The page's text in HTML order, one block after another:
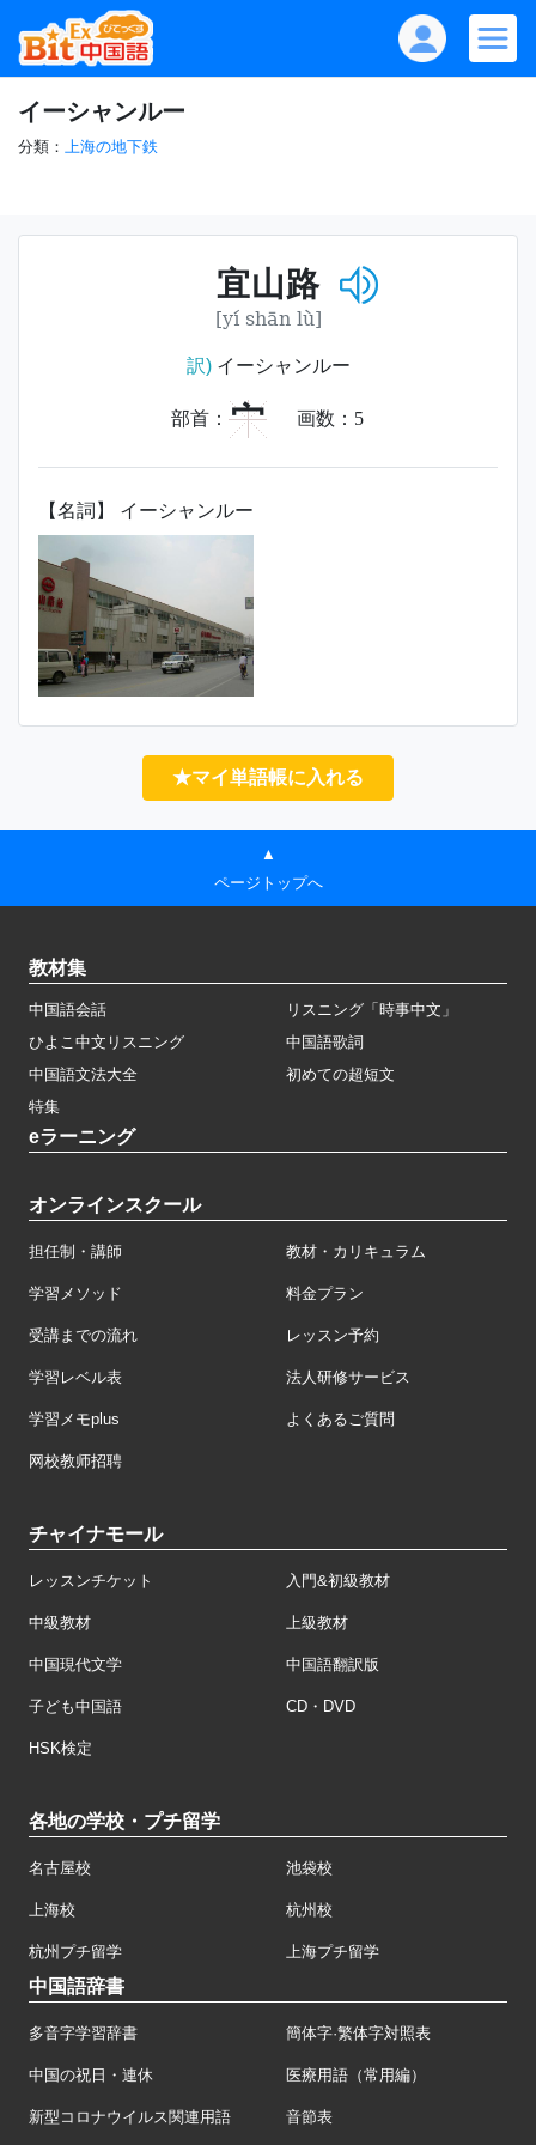
イーシャンルー
分類： 上海の地下鉄
宜山路
[yí shān lù]
訳)イーシャンルー
部首： 宀 画数： 5
【名詞】 イーシャンルー
★マイ単語帳に入れる
▲
ページトップへ
教材集
中国語会話
リスニング「時事中文」
ひよこ中文リスニング
中国語歌詞
中国語文法大全
初めての超短文
特集
eラーニング
オンラインスクール
担任制・講師 教材・カリキュラム
学習メソッド 料金プラン
受講までの流れ レッスン予約
学習レベル表 法人研修サービス
学習メモplus よくあるご質問
网校教师招聘
チャイナモール
レッスンチケット 入門&初級教材
中級教材 上級教材
中国現代文学 中国語翻訳版
子ども中国語 CD・DVD
HSK検定
各地の学校・プチ留学
名古屋校 池袋校
上海校 杭州校
杭州プチ留学 上海プチ留学
中国語辞書
多音字学習辞書 簡体字·繁体字対照表
中国の祝日・連休 医療用語（常用編）
新型コロナウイルス関連用語 音節表